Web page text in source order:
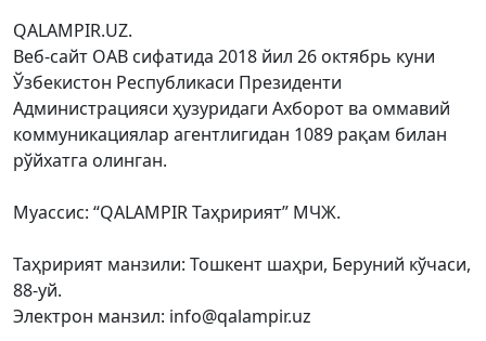
QALAMPIR.UZ.
Веб-сайт ОАВ сифатида 2018 йил 26 октябрь куни
Ўзбекистон Республикаси Президенти
Администрацияси ҳузуридаги Ахборот ва оммавий
коммуникациялар агентлигидан 1089 рақам билан
рўйхатга олинган.
Муассис: “QALAMPIR Таҳририят” МЧЖ.
Таҳририят манзили: Тошкент шаҳри, Беруний кўчаси,
88-уй.
Электрон манзил: info@qalampir.uz